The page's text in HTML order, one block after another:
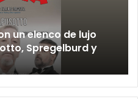
Cadillacs anunciaron su
a la venta las